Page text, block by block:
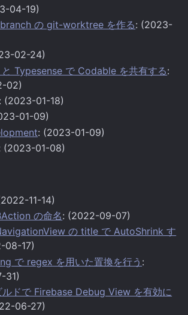
04-19)
の git-worktree を作る: (2023-
02-24)
Typesense で Codable を共有する:
02)
: (2023-01-18)
01-09)
: (2023-01-09)
(2023-01-08)
11-14)
の命名: (2022-09-07)
の title で AutoShrink す
08-17)
で regex を用いた置換を行う :
31)
ドで Firebase Debug View を有効に
06-27)